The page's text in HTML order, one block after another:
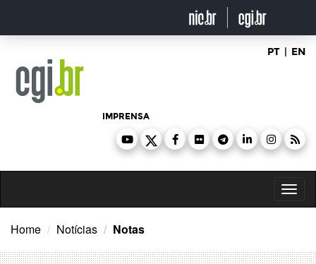
o
PT | EN
IMPRENSA
Home Notícias Notas